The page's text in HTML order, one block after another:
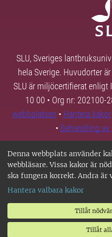
Denna webbplats använder
webbläsare. Vissa kakor är
ska fungera korrekt. Andra är
Hantera valbara kakor
Tillåt
Tillåt
SLU, Sveriges
hela Sverige. Huvudorter
SLU är miljöcertifierat enligt
10 00 • Org nr: 202100-
webbplatsen • Hantera kakor
• Behandling